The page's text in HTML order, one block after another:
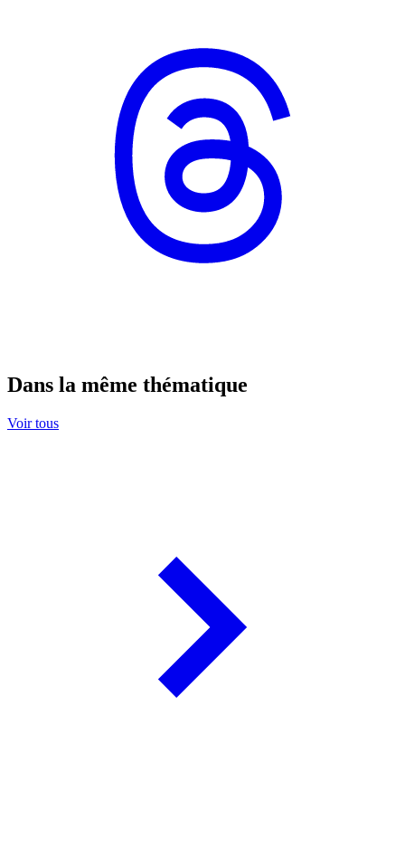
Dans la même thématique
Voir tous